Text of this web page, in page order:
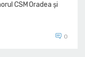
CSM Oradea și
0